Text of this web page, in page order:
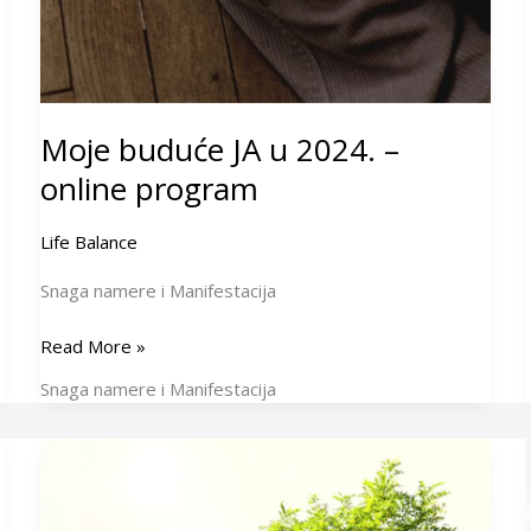
Moje buduće JA u 2024. –
online program
Life Balance
Snaga namere i Manifestacija
Read More »
Snaga namere i Manifestacija